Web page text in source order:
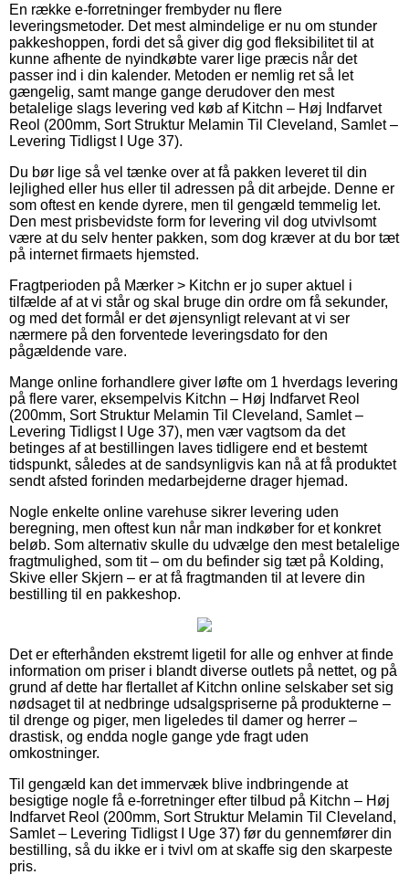
En række e-forretninger frembyder nu flere
leveringsmetoder. Det mest almindelige er nu om stunder
pakkeshoppen, fordi det så giver dig god fleksibilitet til at
kunne afhente de nyindkøbte varer lige præcis når det
passer ind i din kalender. Metoden er nemlig ret så let
gængelig, samt mange gange derudover den mest
betalelige slags levering ved køb af Kitchn – Høj Indfarvet
Reol (200mm, Sort Struktur Melamin Til Cleveland, Samlet –
Levering Tidligst I Uge 37).
Du bør lige så vel tænke over at få pakken leveret til din
lejlighed eller hus eller til adressen på dit arbejde. Denne er
som oftest en kende dyrere, men til gengæld temmelig let.
Den mest prisbevidste form for levering vil dog utvivlsomt
være at du selv henter pakken, som dog kræver at du bor tæt
på internet firmaets hjemsted.
Fragtperioden på Mærker > Kitchn er jo super aktuel i
tilfælde af at vi står og skal bruge din ordre om få sekunder,
og med det formål er det øjensynligt relevant at vi ser
nærmere på den forventede leveringsdato for den
pågældende vare.
Mange online forhandlere giver løfte om 1 hverdags levering
på flere varer, eksempelvis Kitchn – Høj Indfarvet Reol
(200mm, Sort Struktur Melamin Til Cleveland, Samlet –
Levering Tidligst I Uge 37), men vær vagtsom da det
betinges af at bestillingen laves tidligere end et bestemt
tidspunkt, således at de sandsynligvis kan nå at få produktet
sendt afsted forinden medarbejderne drager hjemad.
Nogle enkelte online varehuse sikrer levering uden
beregning, men oftest kun når man indkøber for et konkret
beløb. Som alternativ skulle du udvælge den mest betalelige
fragtmulighed, som tit – om du befinder sig tæt på Kolding,
Skive eller Skjern – er at få fragtmanden til at levere din
bestilling til en pakkeshop.
Det er efterhånden ekstremt ligetil for alle og enhver at finde
information om priser i blandt diverse outlets på nettet, og på
grund af dette har flertallet af Kitchn online selskaber set sig
nødsaget til at nedbringe udsalgspriserne på produkterne –
til drenge og piger, men ligeledes til damer og herrer –
drastisk, og endda nogle gange yde fragt uden
omkostninger.
Til gengæld kan det immervæk blive indbringende at
besigtige nogle få e-forretninger efter tilbud på Kitchn – Høj
Indfarvet Reol (200mm, Sort Struktur Melamin Til Cleveland,
Samlet – Levering Tidligst I Uge 37) før du gennemfører din
bestilling, så du ikke er i tvivl om at skaffe sig den skarpeste
pris.